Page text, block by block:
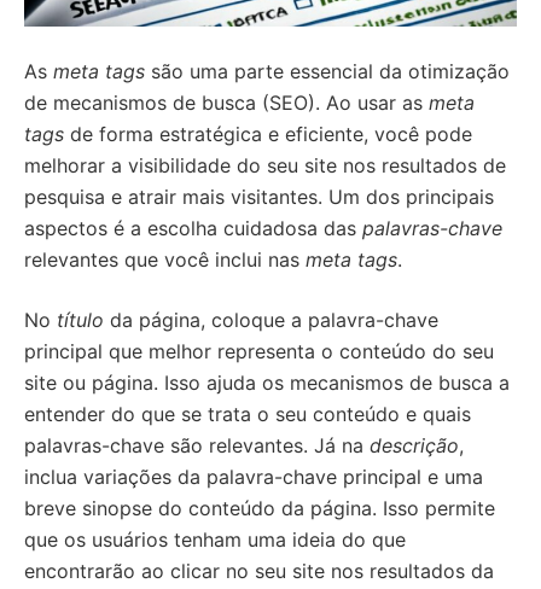
As meta tags são uma parte essencial da otimização
de mecanismos de busca (SEO). Ao usar as meta
tags de forma estratégica e eficiente, você pode
melhorar a visibilidade do seu site nos resultados de
pesquisa e atrair mais visitantes. Um dos principais
aspectos é a escolha cuidadosa das palavras-chave
relevantes que você inclui nas meta tags.
No título da página, coloque a palavra-chave
principal que melhor representa o conteúdo do seu
site ou página. Isso ajuda os mecanismos de busca a
entender do que se trata o seu conteúdo e quais
palavras-chave são relevantes. Já na descrição,
inclua variações da palavra-chave principal e uma
breve sinopse do conteúdo da página. Isso permite
que os usuários tenham uma ideia do que
encontrarão ao clicar no seu site nos resultados da